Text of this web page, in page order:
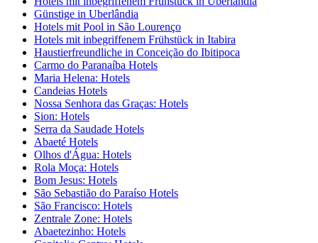
Günstige in Uberlândia
Hotels mit Pool in São Lourenço
Hotels mit inbegriffenem Frühstück in Itabira
Haustierfreundliche in Conceição do Ibitipoca
Carmo do Paranaíba Hotels
Maria Helena: Hotels
Candeias Hotels
Nossa Senhora das Graças: Hotels
Sion: Hotels
Serra da Saudade Hotels
Abaeté Hotels
Olhos d'Água: Hotels
Rola Moça: Hotels
Bom Jesus: Hotels
São Sebastião do Paraíso Hotels
São Francisco: Hotels
Zentrale Zone: Hotels
Abaetezinho: Hotels